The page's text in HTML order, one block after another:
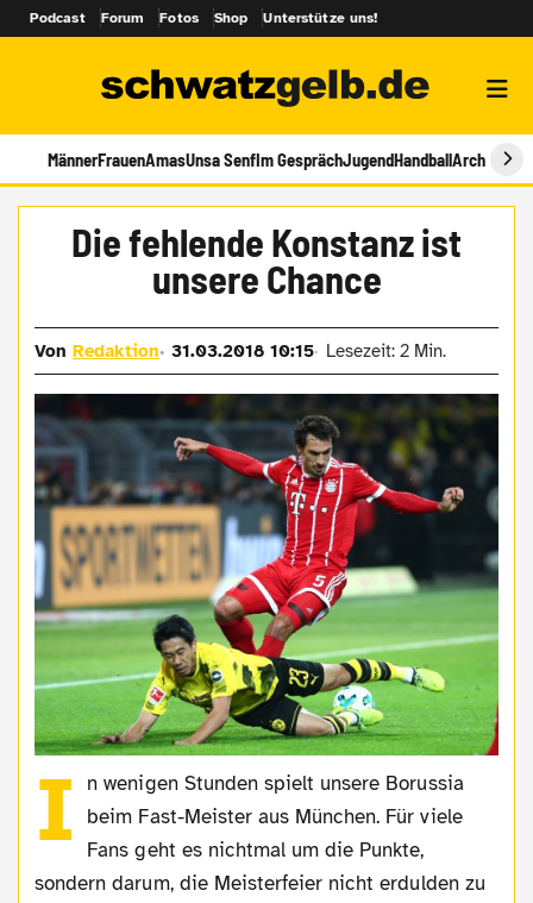
Podcast Forum Fotos Shop Unterstütze uns!
MännerFrauenAmasUnsa SenfIm GesprächJugendHandballArchiv
Die fehlende Konstanz ist
unsere Chance
VonRedaktion 31.03.2018 10:15 Lesezeit: 2 Min.
I
n wenigen Stunden spielt unsere Borussia
beim Fast-Meister aus München. Für viele
Fans geht es nichtmal um die Punkte,
sondern darum, die Meisterfeier nicht erdulden zu